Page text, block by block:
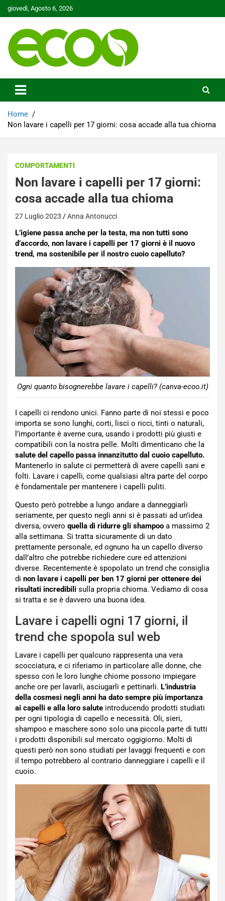
Skip
to
giovedì, Agosto 6, 2026
Ecoo.it
Home
Non lavare i capelli per 17 giorni: cosa accade alla tua chioma
COMPORTAMENTI
Non lavare i capelli per 17 giorni:
cosa accade alla tua chioma
27 Luglio 2023 Anna Antonucci
L’igiene passa anche per la testa, ma non tutti sono
d’accordo, non lavare i capelli per 17 giorni è il nuovo
trend, ma sostenibile per il nostro cuoio capelluto?
Ogni quanto bisognerebbe lavare i capelli? (canva-ecoo.it)
I capelli ci rendono unici. Fanno parte di noi stessi e poco
importa se sono lunghi, corti, lisci o ricci, tinti o naturali,
l’importante è averne cura, usando i prodotti più giusti e
compatibili con la nostra pelle. Molti dimenticano che la
salute del capello passa innanzitutto dal cuoio capelluto.
Mantenerlo in salute ci permetterà di avere capelli sani e
folti. Lavare i capelli, come qualsiasi altra parte del corpo
è fondamentale per mantenere i capelli puliti.
Questo però potrebbe a lungo andare a danneggiarli
seriamente, per questo negli anni si è passati ad un’idea
diversa, ovvero quella di ridurre gli shampoo a massimo 2
alla settimana. Si tratta sicuramente di un dato
prettamente personale, ed ognuno ha un capello diverso
dall’altro che potrebbe richiedere cure ed attenzioni
diverse. Recentemente è spopolato un trend che consiglia
di non lavare i capelli per ben 17 giorni per ottenere dei
risultati incredibili sulla propria chioma. Vediamo di cosa
si tratta e se è davvero una buona idea.
Lavare i capelli ogni 17 giorni, il
trend che spopola sul web
Lavare i capelli per qualcuno rappresenta una vera
scocciatura, e ci riferiamo in particolare alle donne, che
spesso con le loro lunghe chiome possono impiegare
anche ore per lavarli, asciugarli e pettinarli. L’industria
della cosmesi negli anni ha dato sempre più importanza
ai capelli e alla loro salute introducendo prodotti studiati
per ogni tipologia di capello e necessità. Oli, sieri,
shampoo e maschere sono solo una piccola parte di tutti
i prodotti disponibili sul mercato oggigiorno. Molti di
questi però non sono studiati per lavaggi frequenti e con
il tempo potrebbero al contrario danneggiare i capelli e il
cuoio.